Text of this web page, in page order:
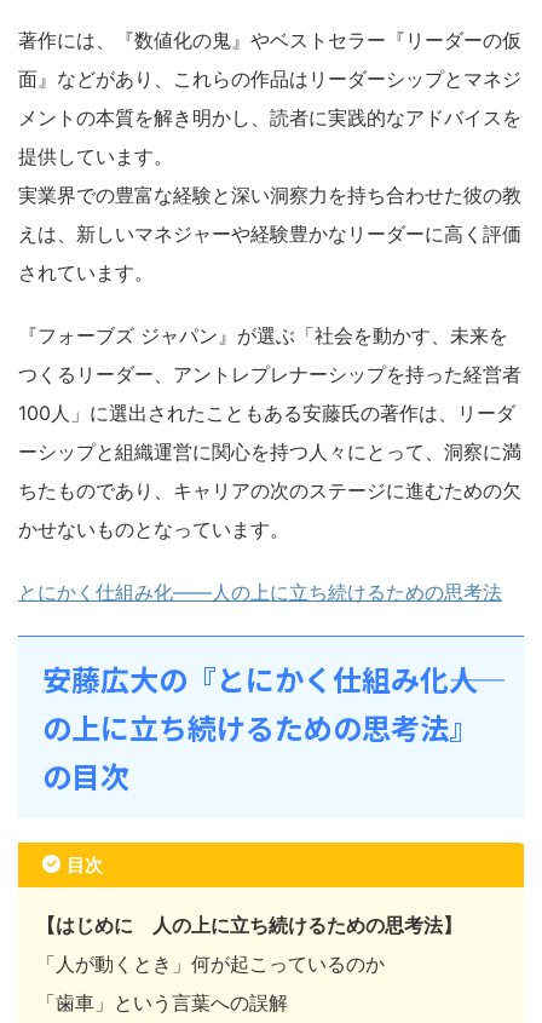
著作には、『数値化の鬼』やベストセラー『リーダーの仮
面』などがあり、これらの作品はリーダーシップとマネジ
メントの本質を解き明かし、読者に実践的なアドバイスを
提供しています。
実業界での豊富な経験と深い洞察力を持ち合わせた彼の教
えは、新しいマネジャーや経験豊かなリーダーに高く評価
されています。
『フォーブズ ジャパン』が選ぶ「社会を動かす、未来を
つくるリーダー、アントレプレナーシップを持った経営者
100人」に選出されたこともある安藤氏の著作は、リーダ
ーシップと組織運営に関心を持つ人々にとって、洞察に満
ちたものであり、キャリアの次のステージに進むための欠
かせないものとなっています。
とにかく仕組み化――人の上に立ち続けるための思考法
安藤広大の『とにかく仕組み化――人
の上に立ち続けるための思考法』
の目次
目次
【はじめに 人の上に立ち続けるための思考法】
「人が動くとき」何が起こっているのか
「歯車」という言葉への誤解